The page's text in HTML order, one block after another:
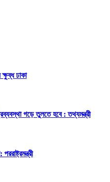
ঢাকা
গড়ে তুলতে হবে : তথ্যমন্ত্রী